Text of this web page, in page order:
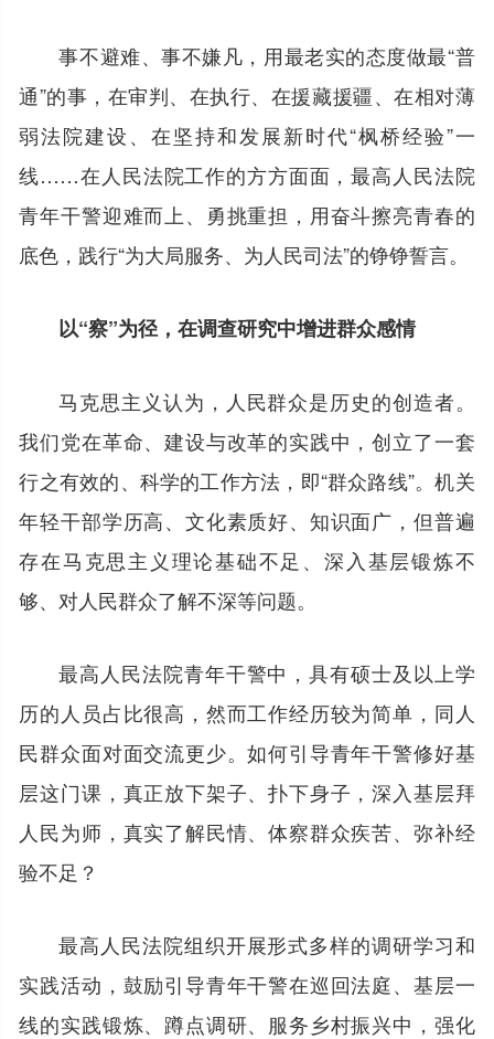
事不避难、事不嫌凡，用最老实的态度做最“普
通”的事，在审判、在执行、在援藏援疆、在相对薄
弱法院建设、在坚持和发展新时代“枫桥经验”一
线……在人民法院工作的方方面面，最高人民法院
青年干警迎难而上、勇挑重担，用奋斗擦亮青春的
底色，践行“为大局服务、为人民司法”的铮铮誓言。
以“察”为径，在调查研究中增进群众感情
马克思主义认为，人民群众是历史的创造者。
我们党在革命、建设与改革的实践中，创立了一套
行之有效的、科学的工作方法，即“群众路线”。机关
年轻干部学历高、文化素质好、知识面广，但普遍
存在马克思主义理论基础不足、深入基层锻炼不
够、对人民群众了解不深等问题。
最高人民法院青年干警中，具有硕士及以上学
历的人员占比很高，然而工作经历较为简单，同人
民群众面对面交流更少。如何引导青年干警修好基
层这门课，真正放下架子、扑下身子，深入基层拜
人民为师，真实了解民情、体察群众疾苦、弥补经
验不足？
最高人民法院组织开展形式多样的调研学习和
实践活动，鼓励引导青年干警在巡回法庭、基层一
线的实践锻炼、蹲点调研、服务乡村振兴中，强化